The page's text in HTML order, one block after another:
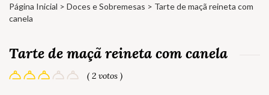
Página Inicial > Doces e Sobremesas > Tarte de maçã reineta com
canela
Tarte de maçã reineta com canela
( 2 votos )